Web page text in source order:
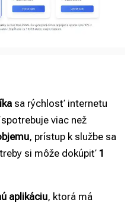
sa rýchlosť internetu
viac než
, prístup k službe sa
si môže dokúpiť 1
aplikáciu, ktorá má